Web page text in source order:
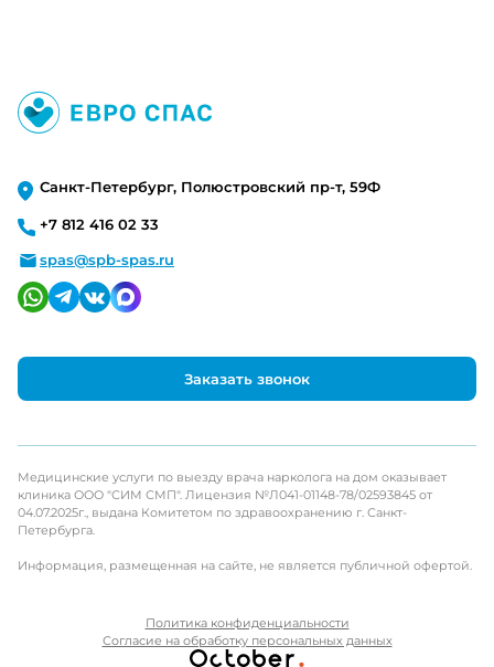
Санкт-Петербург, Полюстровский пр-т, 59Ф
+7 812 416 02 33
spas@spb-spas.ru
Заказать звонок
Медицинские услуги по выезду врача нарколога на дом оказывает
клиника ООО "СИМ СМП". Лицензия №Л041-01148-78/02593845 от
04.07.2025г., выдана Комитетом по здравоохранению г. Санкт-
Петербурга.
Информация, размещенная на сайте, не является публичной офертой.
Политика конфиденциальности
Согласие на обработку персональных данных